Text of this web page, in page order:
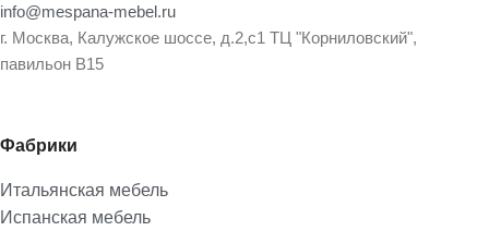
info@mespana-mebel.ru
г. Москва, Калужское шоссе, д.2,с1 ТЦ "Корниловский",
павильон В15
Фабрики
Итальянская мебель
Испанская мебель